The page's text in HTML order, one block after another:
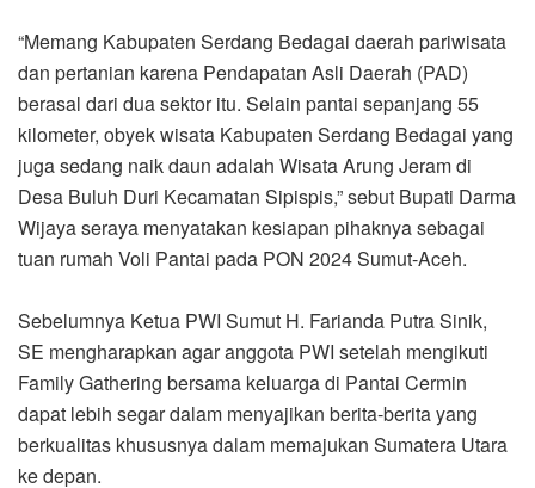
“Memang Kabupaten Serdang Bedagai daerah pariwisata
dan pertanian karena Pendapatan Asli Daerah (PAD)
berasal dari dua sektor itu. Selain pantai sepanjang 55
kilometer, obyek wisata Kabupaten Serdang Bedagai yang
juga sedang naik daun adalah Wisata Arung Jeram di
Desa Buluh Duri Kecamatan Sipispis,” sebut Bupati Darma
Wijaya seraya menyatakan kesiapan pihaknya sebagai
tuan rumah Voli Pantai pada PON 2024 Sumut-Aceh.
Sebelumnya Ketua PWI Sumut H. Farianda Putra Sinik,
SE mengharapkan agar anggota PWI setelah mengikuti
Family Gathering bersama keluarga di Pantai Cermin
dapat lebih segar dalam menyajikan berita-berita yang
berkualitas khususnya dalam memajukan Sumatera Utara
ke depan.